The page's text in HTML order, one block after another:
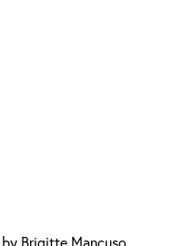
Brigitte Mancuso